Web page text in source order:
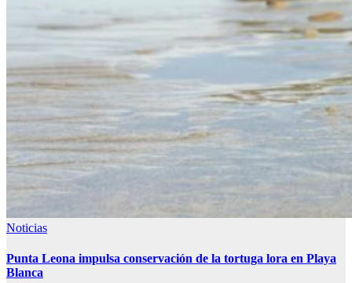
Noticias
Punta Leona impulsa conservación de la tortuga lora en Playa
Blanca